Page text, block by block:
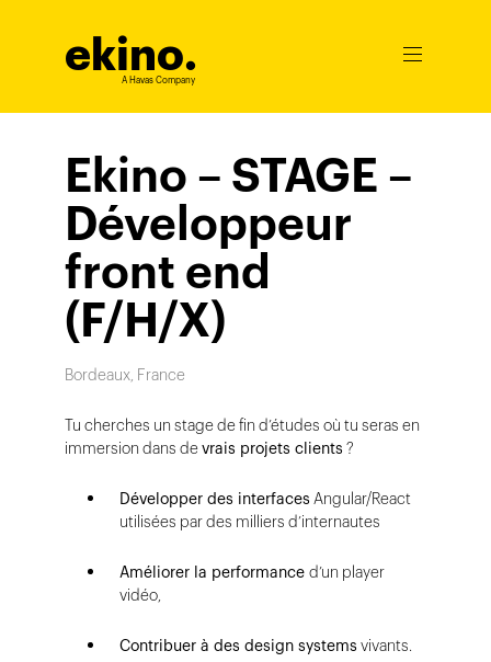
ekino.
A Havas Company
Ouvrir
Ekino – STAGE –
Développeur
front end
(F/H/X)
Bordeaux, France
Tu cherches un stage de fin d’études où tu seras en
immersion dans devrais projets clients ?
Développer des interfaces Angular/React
utilisées par des milliers d’internautes
Améliorer la performance d’un player
vidéo,
Contribuer à des design systems vivants.